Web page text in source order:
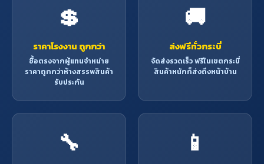
💲
ราคาโรงงาน ถูกกว่า
ซื้อตรงจากผู้แทนจำหน่าย
ราคาถูกกว่าห้างสรรพสินค้า
รับประกัน
🚚
ส่งฟรีทั่วกระบี่
จัดส่งรวดเร็ว ฟรีในเขตกระบี่
สินค้าหนักก็ส่งถึงหน้าบ้าน
🔧 📱